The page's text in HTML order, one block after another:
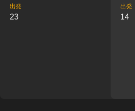
出発
23
出発
14